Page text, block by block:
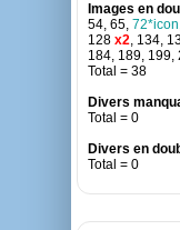
Images en
54, 65, 72*icon
128 x2, 134,
184, 189, 199,
Total = 38
Divers
Total = 0
Divers en
Total = 0